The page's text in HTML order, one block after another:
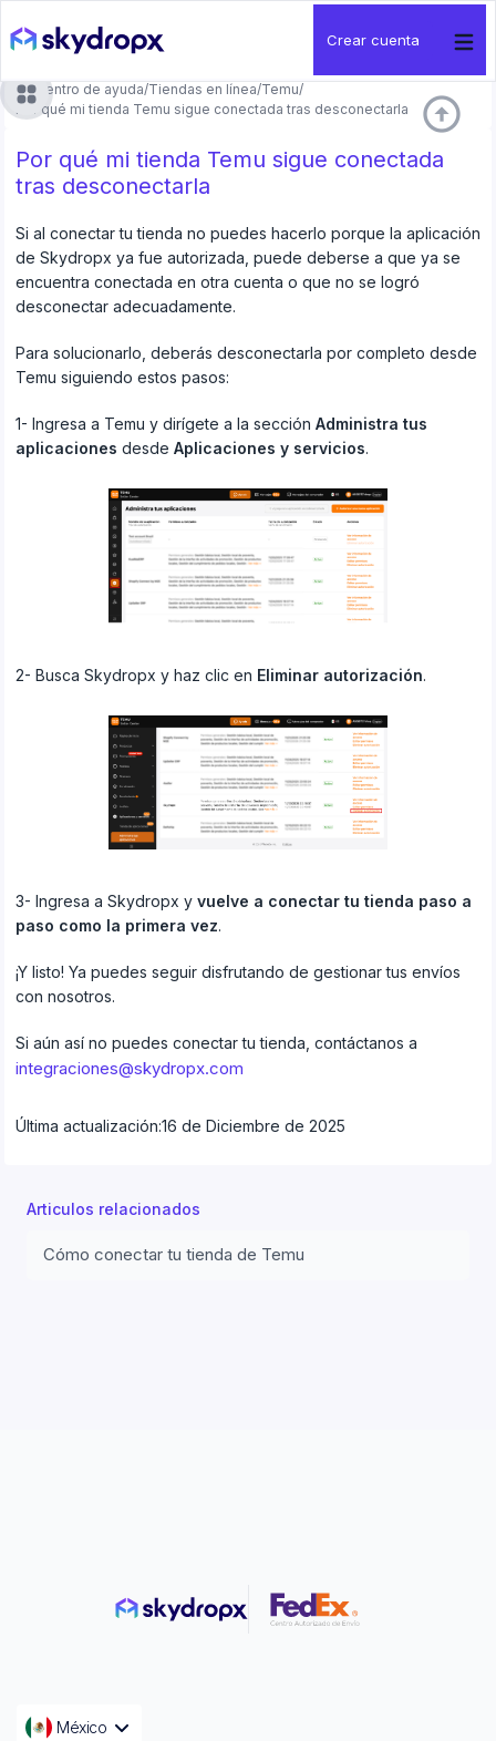
Crear cuenta
Centro de ayuda/Tiendas en línea/Temu/
Por qué mi tienda Temu sigue conectada tras desconectarla
Por qué mi tienda Temu sigue conectada
tras desconectarla
Si al conectar tu tienda no puedes hacerlo porque la aplicación
de Skydropx ya fue autorizada, puede deberse a que ya se
encuentra conectada en otra cuenta o que no se logró
desconectar adecuadamente.
Para solucionarlo, deberás desconectarla por completo desde
Temu siguiendo estos pasos:
1- Ingresa a Temu y dirígete a la sección Administra tus
aplicaciones desde Aplicaciones y servicios.
2- Busca Skydropx y haz clic en Eliminar autorización.
3- Ingresa a Skydropx y vuelve a conectar tu tienda paso a
paso como la primera vez.
¡Y listo! Ya puedes seguir disfrutando de gestionar tus envíos
con nosotros.
Si aún así no puedes conectar tu tienda, contáctanos a
integraciones@skydropx.com
Última actualización:16 de Diciembre de 2025
Articulos relacionados
Cómo conectar tu tienda de Temu
arrow_circle_up
México